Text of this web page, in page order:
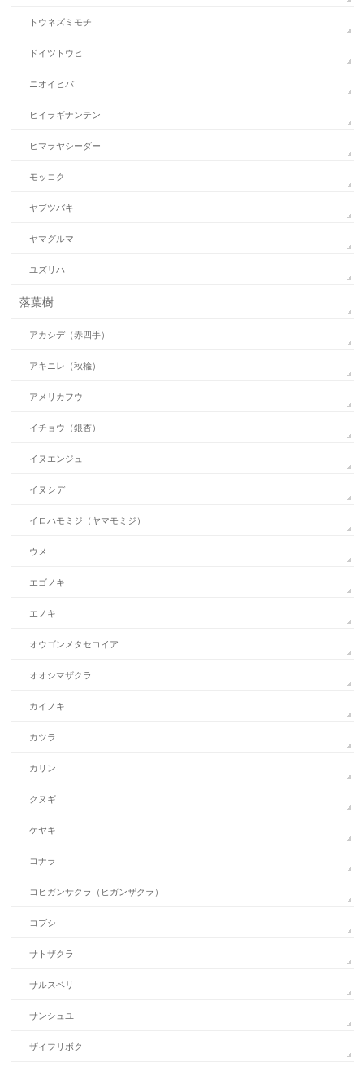
トウネズミモチ
ドイツトウヒ
ニオイヒバ
ヒイラギナンテン
ヒマラヤシーダー
モッコク
ヤブツバキ
ヤマグルマ
ユズリハ
落葉樹
アカシデ（赤四手）
アキニレ（秋楡）
アメリカフウ
イチョウ（銀杏）
イヌエンジュ
イヌシデ
イロハモミジ（ヤマモミジ）
ウメ
エゴノキ
エノキ
オウゴンメタセコイア
オオシマザクラ
カイノキ
カツラ
カリン
クヌギ
ケヤキ
コナラ
コヒガンサクラ（ヒガンザクラ）
コブシ
サトザクラ
サルスベリ
サンシュユ
ザイフリボク